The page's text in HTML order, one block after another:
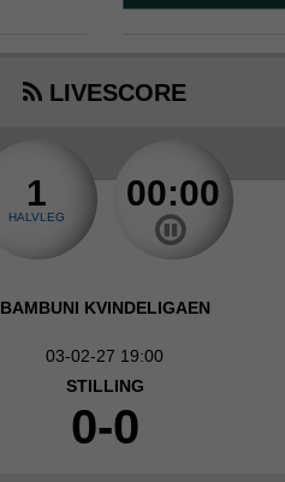
LIVESCORE
1
HALVLEG
00:00
BAMBUNI KVINDELIGAEN
03-02-27 19:00
STILLING
0-0